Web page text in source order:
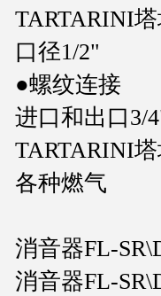
TARTARINI
口径1/2"
●螺纹连接
进口和出口3/
TARTARINI
各种
消音器FL-
消音器FL-